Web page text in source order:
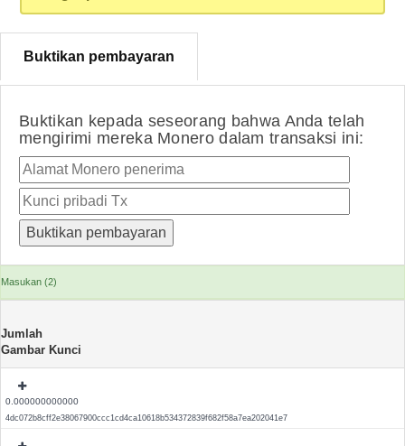
Buktikan pembayaran
Buktikan kepada seseorang bahwa Anda telah
mengirimi mereka Monero dalam transaksi ini:
Masukan (2)
Jumlah
Gambar Kunci
0.000000000000
4dc072b8cff2e38067900ccc1cd4ca10618b534372839f682f58a7ea202041e7